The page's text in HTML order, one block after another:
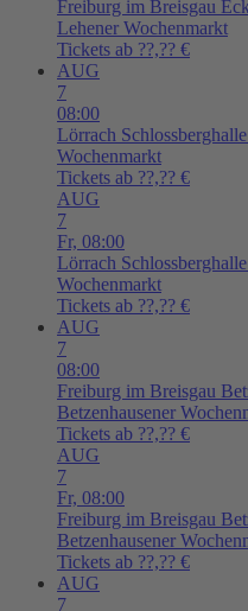
Freiburg im Breisgau
Lehener Wochenmarkt
Tickets ab ??,?? €
AUG
7
08:00
Lörrach
Wochenmarkt
Tickets ab ??,?? €
AUG
7
Fr, 08:00
Lörrach
Wochenmarkt
Tickets ab ??,?? €
AUG
7
08:00
Freiburg im Breisgau
Betzenhausener
Tickets ab ??,?? €
AUG
7
Fr, 08:00
Freiburg im Breisgau
Betzenhausener
Tickets ab ??,?? €
AUG
7